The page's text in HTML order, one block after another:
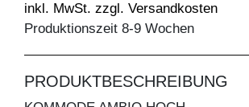
inkl. MwSt. zzgl. Versandkosten
Produktionszeit 8-9 Wochen
PRODUKTBESCHREIBUNG